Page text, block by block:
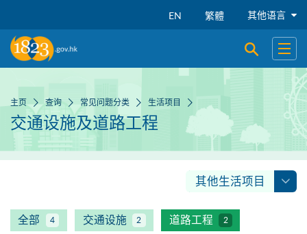
EN 繁體 其他语言
开启搜寻
开启
主页 查询 常见问题分类 生活项目
交通设施及道路工程
其他生活项目
全部 4 交通设施 2 道路工程 2